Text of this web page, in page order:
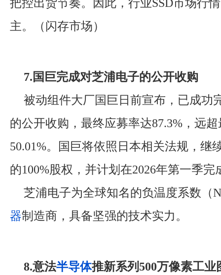
把控出货节奏。因此，行业SSD市场行
主。（闪存市场）
7.国巨完成对芝浦电子的公开收购
被动组件大厂国巨日前宣布，已成功
的公开收购，最终应募率达87.3%，远
50.01%。国巨将依照日本相关法规，继
的100%股权，并计划在2026年第一季完
芝浦电子为全球知名的负温度系数（
器制造商，具备坚强的技术实力。
8.意法半导体推新系列500万像素工业